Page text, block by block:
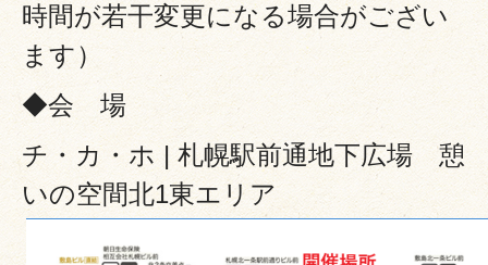
時間が若干変更になる場合がござい
ます）
◆会 場
チ・カ・ホ | 札幌駅前通地下広場 憩
いの空間北1東エリア